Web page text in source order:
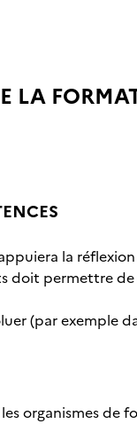
LA
la
doit permettre de
(par exemple
organismes de